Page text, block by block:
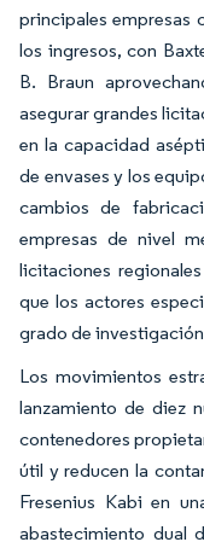
principales empresas
los ingresos, con
B. Braun
asegurar grandes
en la capacidad
de envases y los
cambios de
empresas de nivel
licitaciones
que los actores
grado de
Los movimientos
lanzamiento de diez
contenedores
útil y reducen la
Fresenius Kabi en
abastecimiento dual